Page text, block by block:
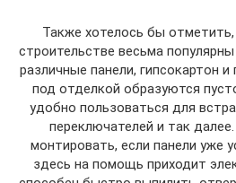
Также хотелось бы
строительстве весьма
различные панели, гипсокартон и
под отделкой образуются
удобно пользоваться для
переключателей и так
монтировать, если панели уже
здесь на помощь приходит